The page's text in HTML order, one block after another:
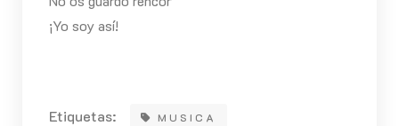
¡Yo soy así!
Etiquetas: MUSICA